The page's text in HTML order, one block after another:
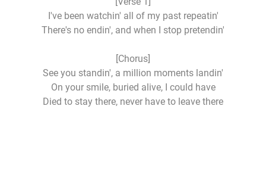
I've been watchin' all of my past repeatin'
There's no endin', and when I stop pretendin'
[Chorus]
See you standin', a million moments landin'
On your smile, buried alive, I could have
Died to stay there, never have to leave there